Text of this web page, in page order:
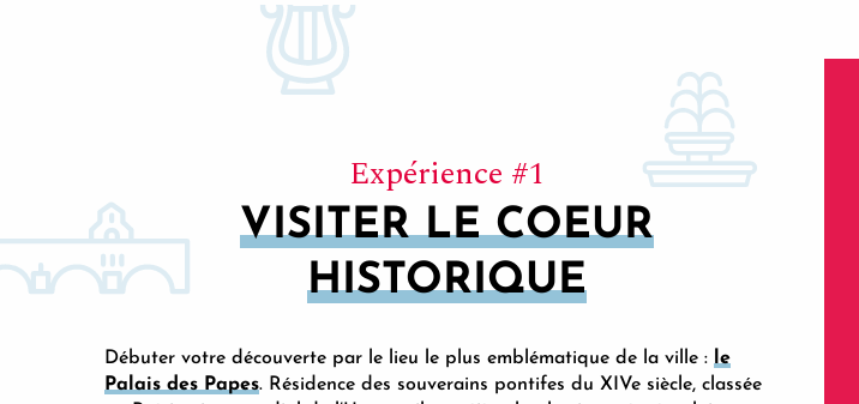
Expérience #1
VISITER LE COEUR
HISTORIQUE
Débuter votre découverte par le lieu le plus emblématique de la ville :
le
Palais des Papes. Résidence des souverains pontifes du XIVe siècle, classée